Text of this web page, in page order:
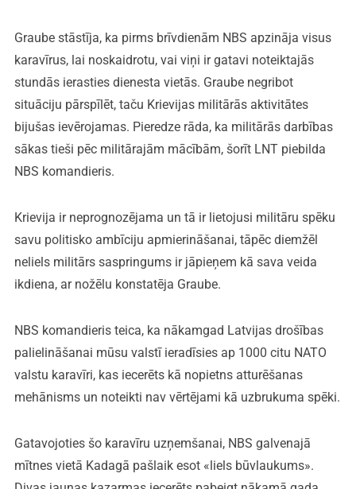
Graube stāstīja, ka pirms brīvdienām NBS apzināja visus
karavīrus, lai noskaidrotu, vai viņi ir gatavi noteiktajās
stundās ierasties dienesta vietās. Graube negribot
situāciju pārspīlēt, taču Krievijas militārās aktivitātes
bijušas ievērojamas. Pieredze rāda, ka militārās darbības
sākas tieši pēc militārajām mācībām, šorīt LNT piebilda
NBS komandieris.
Krievija ir neprognozējama un tā ir lietojusi militāru spēku
savu politisko ambīciju apmierināšanai, tāpēc diemžēl
neliels militārs saspringums ir jāpieņem kā sava veida
ikdiena, ar nožēlu konstatēja Graube.
NBS komandieris teica, ka nākamgad Latvijas drošības
palielināšanai mūsu valstī ieradīsies ap 1000 citu NATO
valstu karavīri, kas iecerēts kā nopietns atturēšanas
mehānisms un noteikti nav vērtējami kā uzbrukuma spēki.
Gatavojoties šo karavīru uzņemšanai, NBS galvenajā
mītnes vietā Kadagā pašlaik esot «liels būvlaukums».